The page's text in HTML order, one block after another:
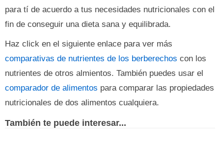
para tí de acuerdo a tus necesidades nutricionales con el
fin de conseguir una dieta sana y equilibrada.
Haz click en el siguiente enlace para ver más
comparativas de nutrientes de los berberechos con los
nutrientes de otros almientos. También puedes usar el
comparador de alimentos para comparar las propiedades
nutricionales de dos alimentos cualquiera.
También te puede interesar...